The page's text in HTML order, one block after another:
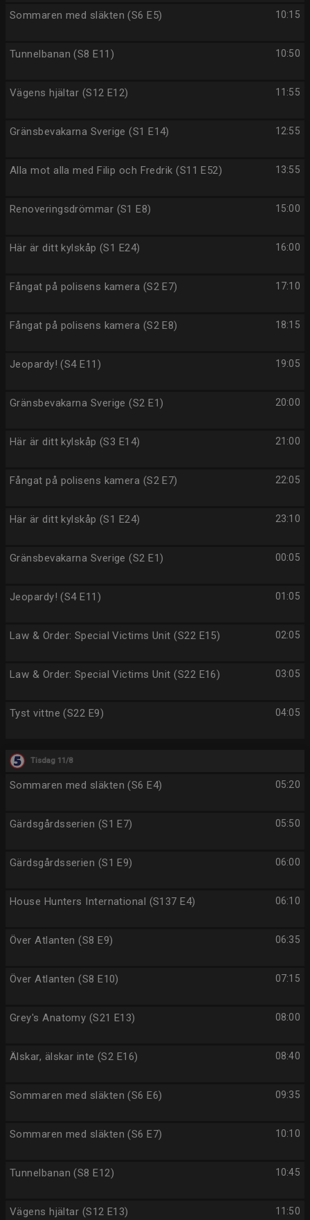
10:15
Sommaren med släkten (S6 E5)
10:50
Tunnelbanan (S8 E11)
11:55
Vägens hjältar (S12 E12)
12:55
Gränsbevakarna Sverige (S1 E14)
13:55
Alla mot alla med Filip och Fredrik (S11 E52)
15:00
Renoveringsdrömmar (S1 E8)
16:00
Här är ditt kylskåp (S1 E24)
17:10
Fångat på polisens kamera (S2 E7)
18:15
Fångat på polisens kamera (S2 E8)
19:05
Jeopardy! (S4 E11)
20:00
Gränsbevakarna Sverige (S2 E1)
21:00
Här är ditt kylskåp (S3 E14)
22:05
Fångat på polisens kamera (S2 E7)
23:10
Här är ditt kylskåp (S1 E24)
00:05
Gränsbevakarna Sverige (S2 E1)
01:05
Jeopardy! (S4 E11)
02:05
Law & Order: Special Victims Unit (S22 E15)
03:05
Law & Order: Special Victims Unit (S22 E16)
04:05
Tyst vittne (S22 E9)
Tisdag 11/8
05:20
Sommaren med släkten (S6 E4)
05:50
Gärdsgårdsserien (S1 E7)
06:00
Gärdsgårdsserien (S1 E9)
06:10
House Hunters International (S137 E4)
06:35
Över Atlanten (S8 E9)
07:15
Över Atlanten (S8 E10)
08:00
Grey's Anatomy (S21 E13)
08:40
Älskar, älskar inte (S2 E16)
09:35
Sommaren med släkten (S6 E6)
10:10
Sommaren med släkten (S6 E7)
10:45
Tunnelbanan (S8 E12)
11:50
Vägens hjältar (S12 E13)